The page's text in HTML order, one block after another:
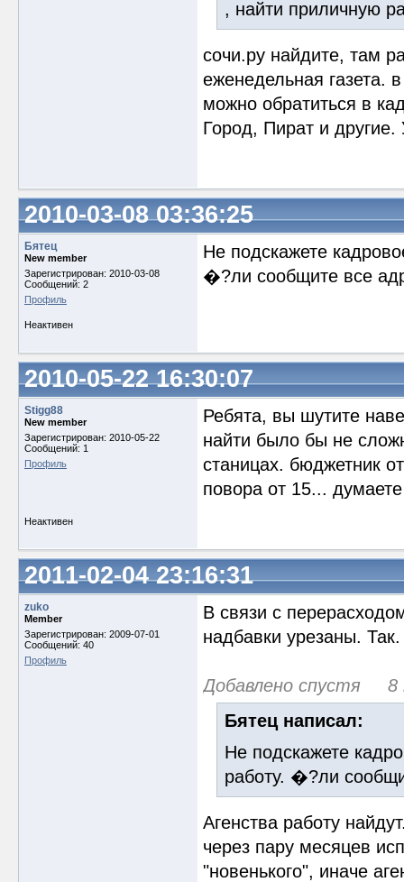
, найти приличную
сочи.ру найдите, там
еженедельная газета.
можно обратиться в
Город, Пират и другие.
2010-03-08 03:36:25
Бятец
New member
Зарегистрирован: 2010-03-08
Сообщений: 2
Профиль
Не подскажете
�?ли сообщите все
Неактивен
2010-05-22 16:30:07
Stigg88
New member
Зарегистрирован: 2010-05-22
Сообщений: 1
Профиль
Ребята, вы шутите
найти было бы не
станицах. бюджетник
повора от 15...
Неактивен
2011-02-04 23:16:31
zuko
Member
Зарегистрирован: 2009-07-01
Сообщений: 40
Профиль
В связи с
надбавки урезаны.
Добавлено спустя 8
Бятец написал:
Не подскажете
работу. �?ли
Агенства работу
через пару месяцев
"новенького", иначе